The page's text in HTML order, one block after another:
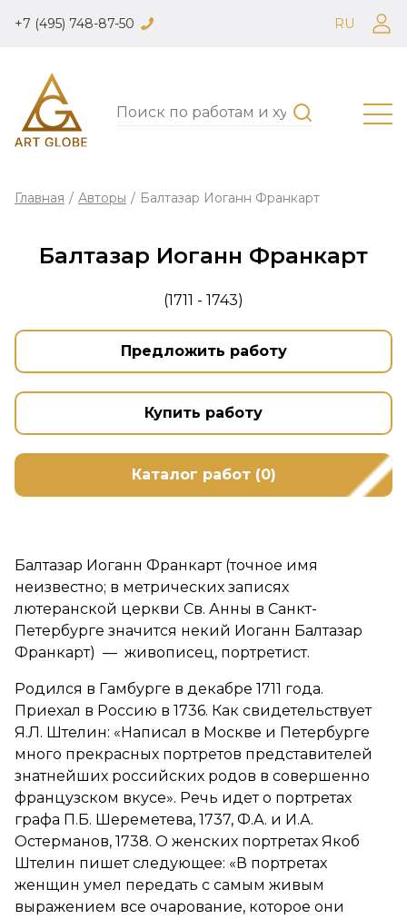
+7 (495) 748-87-50 RU
Главная / Авторы / Балтазар Иоганн Франкарт
Балтазар Иоганн Франкарт
(1711 - 1743)
Предложить работу
Купить работу
Каталог работ (0)
Балтазар Иоганн Франкарт (точное имя
неизвестно; в метрических записях
лютеранской церкви Св. Анны в Санкт-
Петербурге значится некий Иоганн Балтазар
Франкарт) — живописец, портретист.
Родился в Гамбурге в декабре 1711 года.
Приехал в Россию в 1736. Как свидетельствует
Я.Л. Штелин: «Написал в Москве и Петербурге
много прекрасных портретов представителей
знатнейших российских родов в совершенно
французском вкусе». Речь идет о портретах
графа П.Б. Шереметева, 1737, Ф.А. и И.А.
Остерманов, 1738. О женских портретах Якоб
Штелин пишет следующее: «В портретах
женщин умел передать с самым живым
выражением все очарование, которое они